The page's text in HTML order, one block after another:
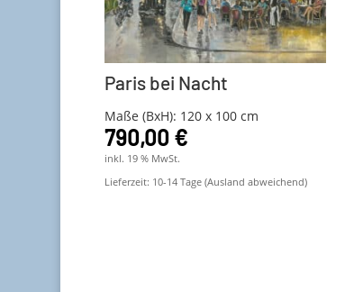
Paris bei Nacht
Maße (BxH): 120 x 100 cm
790,00 €
inkl. 19 % MwSt.
Lieferzeit: 10-14 Tage (Ausland abweichend)